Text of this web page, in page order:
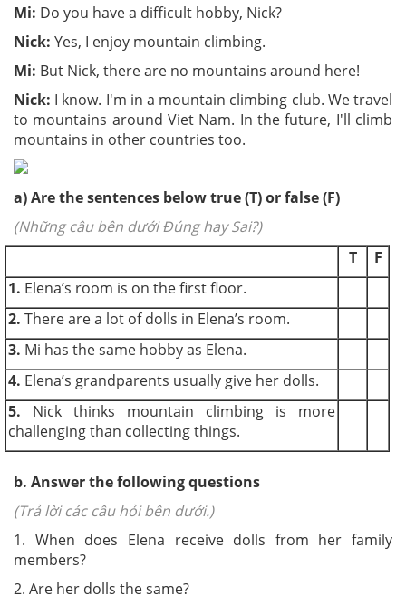
Mi: Do you have a difficult hobby, Nick?
Nick: Yes, I enjoy mountain climbing.
Mi: But Nick, there are no mountains around here!
Nick: I know. I'm in a mountain climbing club. We travel
to mountains around Viet Nam. In the future, I'll climb
mountains in other countries too.
a) Are the sentences below true (T) or false (F)
(Những câu bên dưới Đúng hay Sai?)
T
F
1. Elena’s room is on the first floor.
2. There are a lot of dolls in Elena’s room.
3. Mi has the same hobby as Elena.
4. Elena’s grandparents usually give her dolls.
5. Nick thinks mountain climbing is more
challenging than collecting things.
b. Answer the following questions
(Trả lời các câu hỏi bên dưới.)
1. When does Elena receive dolls from her family
members?
2. Are her dolls the same?